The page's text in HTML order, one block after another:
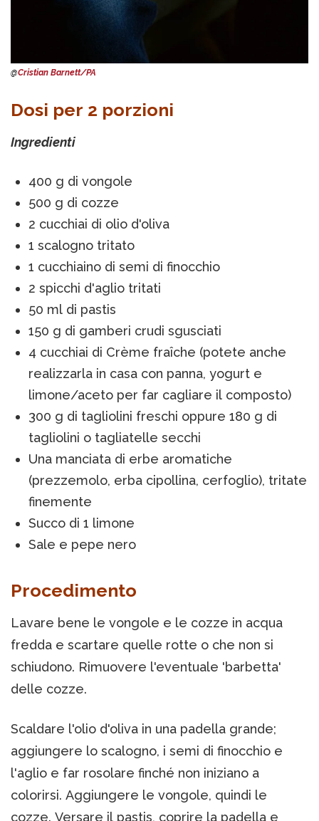
@Cristian Barnett/PA
Dosi per 2 porzioni
Ingredienti
400 g di vongole
500 g di cozze
2 cucchiai di olio d'oliva
1 scalogno tritato
1 cucchiaino di semi di finocchio
2 spicchi d'aglio tritati
50 ml di pastis
150 g di gamberi crudi sgusciati
4 cucchiai di Crème fraîche (potete anche
realizzarla in casa con panna, yogurt e
limone/aceto per far cagliare il composto)
300 g di tagliolini freschi oppure 180 g di
tagliolini o tagliatelle secchi
Una manciata di erbe aromatiche
(prezzemolo, erba cipollina, cerfoglio), tritate
finemente
Succo di 1 limone
Sale e pepe nero
Procedimento
Lavare bene le vongole e le cozze in acqua
fredda e scartare quelle rotte o che non si
schiudono. Rimuovere l'eventuale 'barbetta'
delle cozze.
Scaldare l'olio d'oliva in una padella grande;
aggiungere lo scalogno, i semi di finocchio e
l'aglio e far rosolare finché non iniziano a
colorirsi. Aggiungere le vongole, quindi le
cozze. Versare il pastis, coprire la padella e